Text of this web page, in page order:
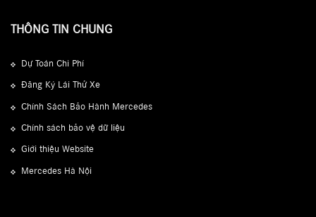
THÔNG TIN CHUNG
Dự Toán Chi Phí
Đăng Ký Lái Thử Xe
Chính Sách Bảo Hành Mercedes
Chính sách bảo vệ dữ liệu
Giới thiệu Website
Mercedes Hà Nội